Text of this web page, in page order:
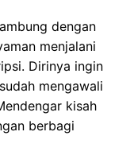
dengan
menjalani
Dirinya ingin
mengawali
kisah
berbagi